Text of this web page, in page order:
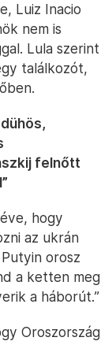
Luiz Inacio
nem is
Lula szerint
találkozót,
felnőtt
hogy
az ukrán
orosz
a ketten meg
a háborút.”
Oroszország